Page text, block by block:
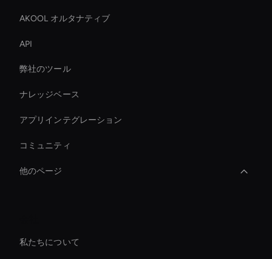
AKOOL オルタナティブ
API
弊社のツール
ナレッジベース
アプリインテグレーション
コミュニティ
他のページ
Hr Ai Avatar
私たちについて